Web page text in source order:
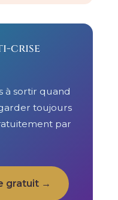
crise
à sortir quand
toujours
par
gratuit →